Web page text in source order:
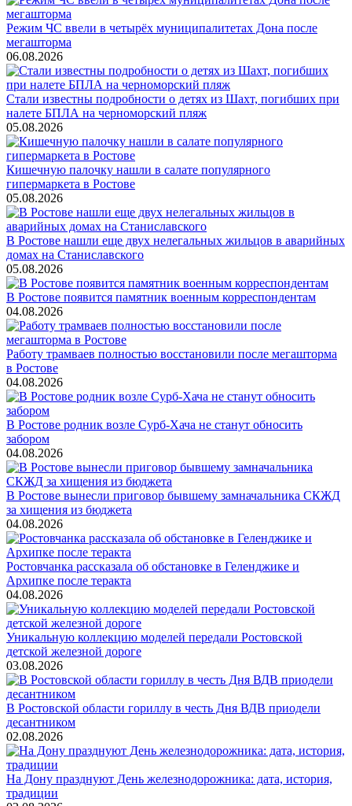
Режим ЧС ввели в четырёх муниципалитетах Дона после
мегашторма
06.08.2026
Стали известны подробности о детях из Шахт, погибших при
налете БПЛА на черноморский пляж
05.08.2026
Кишечную палочку нашли в салате популярного
гипермаркета в Ростове
05.08.2026
В Ростове нашли еще двух нелегальных жильцов в аварийных
домах на Станиславского
05.08.2026
В Ростове появится памятник военным корреспондентам
04.08.2026
Работу трамваев полностью восстановили после мегашторма
в Ростове
04.08.2026
В Ростове родник возле Сурб-Хача не станут обносить
забором
04.08.2026
В Ростове вынесли приговор бывшему замначальника СКЖД
за хищения из бюджета
04.08.2026
Ростовчанка рассказала об обстановке в Геленджике и
Архипке после теракта
04.08.2026
Уникальную коллекцию моделей передали Ростовской
детской железной дороге
03.08.2026
В Ростовской области гориллу в честь Дня ВДВ приодели
десантником
02.08.2026
На Дону празднуют День железнодорожника: дата, история,
традиции